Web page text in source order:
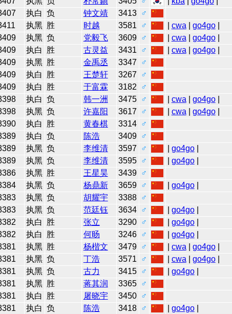
执白 负 钟文靖 3413
♂
执黑 胜 时越 3581 ♂ cwa go4go|
执黑 负 党毅飞 3609 ♂ cwa go4go|
执白 胜 古灵益 3431 ♂ cwa go4go|
执黑 胜 金禹丞 3347
♂
执白 胜 王楚轩 3267
♂
执白 胜 于富霖 3182
♂
执白 负 韩一洲 3475 ♂ cwa go4go|
执黑 负 许嘉阳 3617 ♂ cwa go4go|
执白 胜 黄春棋 3314
♂
执白 负 陈浩 3409
♂
执黑 负 李维清 3597 ♂ go4go|
执黑 负 李维清 3595 ♂ go4go|
执黑 胜 王星昊 3439
♂
执黑 负 杨鼎新 3659 ♂ go4go|
执黑 负 胡耀宇 3388
♂
执黑 负 范廷钰 3634 ♂ go4go|
执白 胜 张立 3290 ♂ go4go|
执白 胜 何旸 3246 ♂ go4go|
执黑 胜 杨楷文 3479 ♂ cwa go4go|
执黑 负 丁浩 3571 ♂ cwa go4go|
执黑 负 古力 3415 ♂ go4go|
执黑 胜 蒋其润 3365
♂
执白 胜 屠晓宇 3450
♂
执白 负 陈浩 3418 ♂ go4go|